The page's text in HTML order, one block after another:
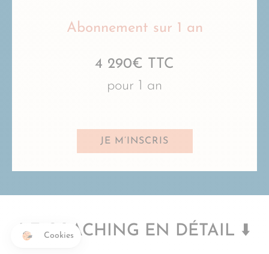
Abonnement sur 1 an
4 290€ TTC
pour 1 an
JE M’INSCRIS
LE COACHING EN DÉTAIL ⬇️